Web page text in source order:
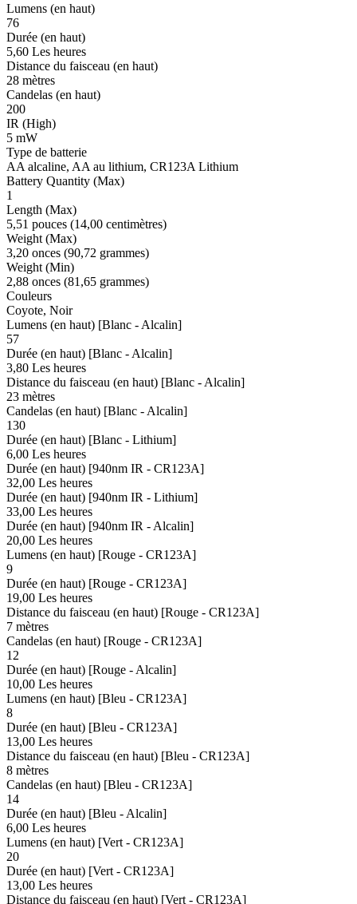
Lumens (en haut)
76
Durée (en haut)
5,60 Les heures
Distance du faisceau (en haut)
28 mètres
Candelas (en haut)
200
IR (High)
5 mW
Type de batterie
AA alcaline, AA au lithium, CR123A Lithium
Battery Quantity (Max)
1
Length (Max)
5,51 pouces (14,00 centimètres)
Weight (Max)
3,20 onces (90,72 grammes)
Weight (Min)
2,88 onces (81,65 grammes)
Couleurs
Coyote, Noir
Lumens (en haut) [Blanc - Alcalin]
57
Durée (en haut) [Blanc - Alcalin]
3,80 Les heures
Distance du faisceau (en haut) [Blanc - Alcalin]
23 mètres
Candelas (en haut) [Blanc - Alcalin]
130
Durée (en haut) [Blanc - Lithium]
6,00 Les heures
Durée (en haut) [940nm IR - CR123A]
32,00 Les heures
Durée (en haut) [940nm IR - Lithium]
33,00 Les heures
Durée (en haut) [940nm IR - Alcalin]
20,00 Les heures
Lumens (en haut) [Rouge - CR123A]
9
Durée (en haut) [Rouge - CR123A]
19,00 Les heures
Distance du faisceau (en haut) [Rouge - CR123A]
7 mètres
Candelas (en haut) [Rouge - CR123A]
12
Durée (en haut) [Rouge - Alcalin]
10,00 Les heures
Lumens (en haut) [Bleu - CR123A]
8
Durée (en haut) [Bleu - CR123A]
13,00 Les heures
Distance du faisceau (en haut) [Bleu - CR123A]
8 mètres
Candelas (en haut) [Bleu - CR123A]
14
Durée (en haut) [Bleu - Alcalin]
6,00 Les heures
Lumens (en haut) [Vert - CR123A]
20
Durée (en haut) [Vert - CR123A]
13,00 Les heures
Distance du faisceau (en haut) [Vert - CR123A]